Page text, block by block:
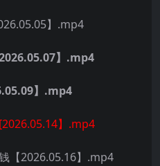
】.mp4
】.mp4
】.mp4
】.mp4
【2026.05.16】.mp4